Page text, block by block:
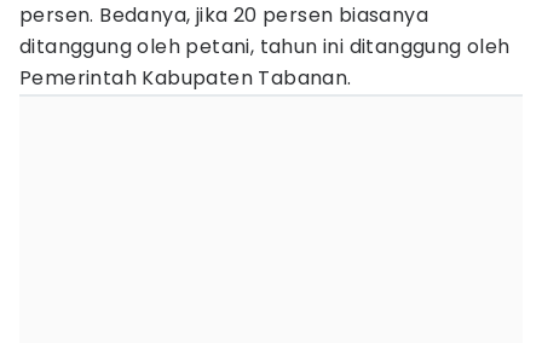
persen. Bedanya, jika 20 persen biasanya
ditanggung oleh petani, tahun ini ditanggung oleh
Pemerintah Kabupaten Tabanan.